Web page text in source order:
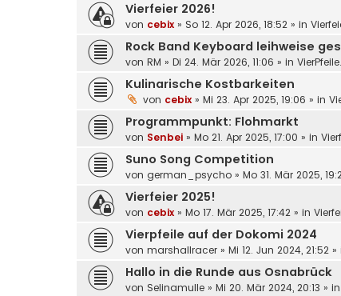
Vierfeier 2026!
von cebix » So 12. Apr 2026, 18:52 » in
Rock Band Keyboard leihweise
von RM » Di 24. Mär 2026, 11:06 » in
Kulinarische Kostbarkeiten
von cebix » Mi 23. Apr 2025, 19:06 » in
Programmpunkt: Flohmarkt
von Senbei » Mo 21. Apr 2025, 17:00 » in
Suno Song Competition
von german_psycho » Mo 31. Mär 2025,
Vierfeier 2025!
von cebix » Mo 17. Mär 2025, 17:42 » in
Vierpfeile auf der Dokomi 2024
von marshallracer » Mi 12. Jun 2024, 21:52 »
Hallo in die Runde aus Osnabrück
von Selinamulle » Mi 20. Mär 2024, 20:13 » in